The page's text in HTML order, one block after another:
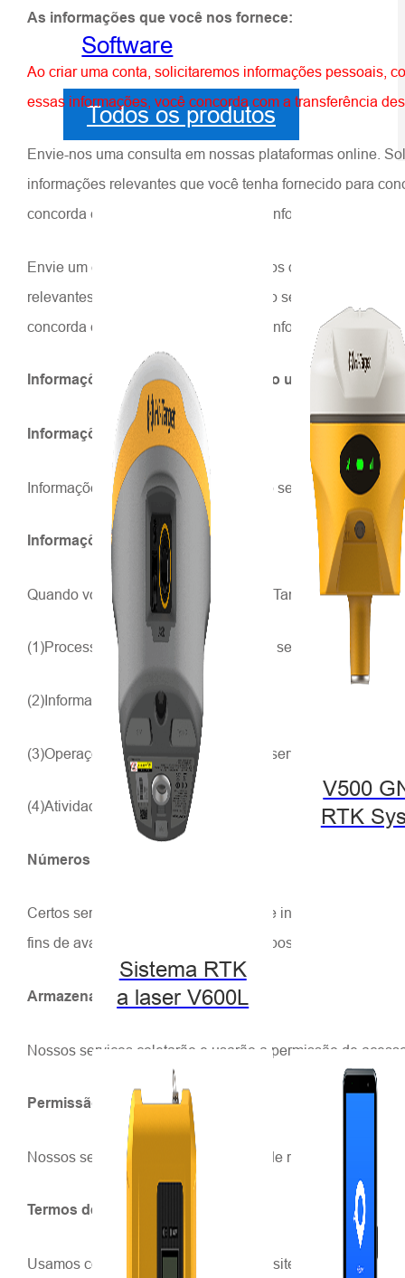
Software
Todos os produtos
Sistema RTK
a laser V600L
V500
RTK
As informações que você nos fornece:
Ao criar uma conta, solicitaremos informações pessoais,
essas informações, você concorda com a transferência
Envie-nos uma consulta em nossas plataformas online.
informações relevantes que você tenha fornecido para
concorda com a transferência dessas informações para
Envie um e-mail para nossos endereços de e-mail.
relevantes que você nos fornecer, caso seu e-mail tenha
concorda com a transferência dessas informações para
Informações que obtemos a partir do uso que você
Informações do dispositivo:
Informações específicas do dispositivo serão enviadas à
Informações de registro:
Quando você utiliza os serviços da Hi-Target, coletamos
(1)Processos de lançamento do nosso serviço
(2)Informações do dispositivo
(3)Operações detalhadas dos nossos serviços
(4)Atividades do sistema
Números de aplicação exclusivos:
Certos serviços incluem um número de inscrição
fins de avaliação da adaptação do dispositivo e sua
Armazenamento local:
Nossos serviços coletarão e usarão a permissão de
Permissão de rede:
Nossos serviços usarão a permissão de rede do seu
Termos de Cookies
Usamos cookies para lhe fornecer um site seguro,